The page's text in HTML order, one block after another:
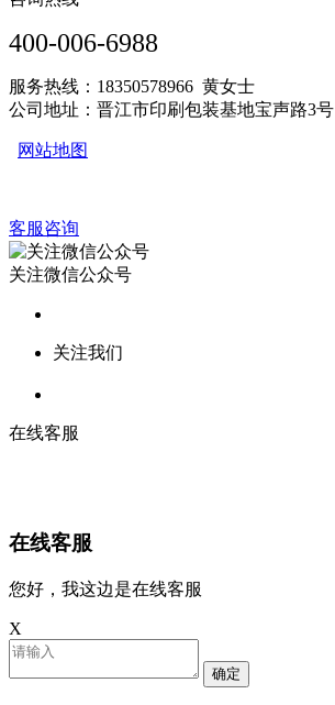
400-006-6988
服务热线：18350578966 黄女士
公司地址：晋江市印刷包装基地宝声路3号
网站地图
客服咨询
关注微信公众号
关注我们
在线客服
在线客服
您好，我这边是在线客服
X
确定